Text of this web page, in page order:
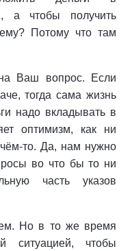
а чтобы получить
Потому что там
Ваш вопрос. Если
тогда сама жизнь
надо вкладывать в
оптимизм, как ни
то. Да, нам нужно
во что бы то ни
часть указов
Но в то же время
ситуацией, чтобы